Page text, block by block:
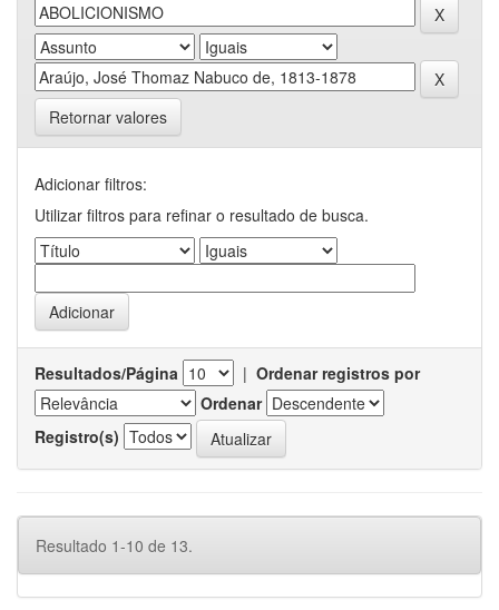
Retornar valores
Adicionar filtros:
Utilizar filtros para refinar o resultado de busca.
Resultados/Página | Ordenar registros por
Ordenar
Registro(s)
Resultado 1-10 de 13.